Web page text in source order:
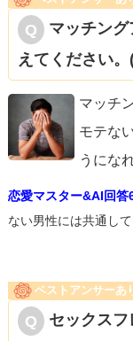
マッチン
えてください。
マッチ
モテな
うにな
恋愛マスター&AI回答
ない男性には共通し
ベストアンサーあ
セックス